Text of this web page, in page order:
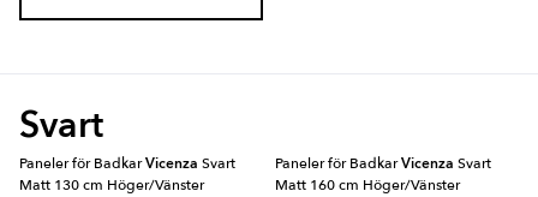
Svart
Paneler för BadkarVicenza Svart
Matt 130 cm Höger/Vänster
Paneler för BadkarVicenza Svart
Matt 160 cm Höger/Vänster